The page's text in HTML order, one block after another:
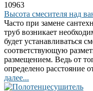
10963
Высота смесителя над
Часто при замене
труб возникает
будет устанавливаться
соответствующую
размещением. Ведь от
определено расстояние
далее...